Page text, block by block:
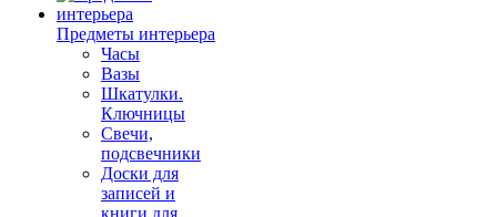
Предметы интерьера
Часы
Вазы
Шкатулки.
Ключницы
Свечи,
подсвечники
Доски для
записей и
книги для